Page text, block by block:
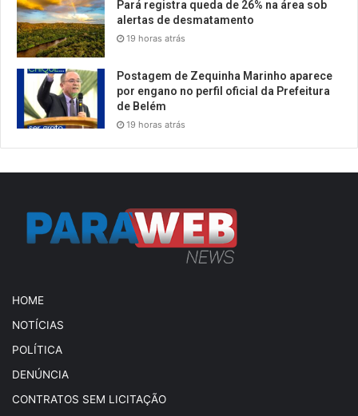
Pará registra queda de 26% na área sob
alertas de desmatamento
19 horas atrás
Postagem de Zequinha Marinho aparece
por engano no perfil oficial da Prefeitura
de Belém
19 horas atrás
HOME
NOTÍCIAS
POLÍTICA
DENÚNCIA
CONTRATOS SEM LICITAÇÃO